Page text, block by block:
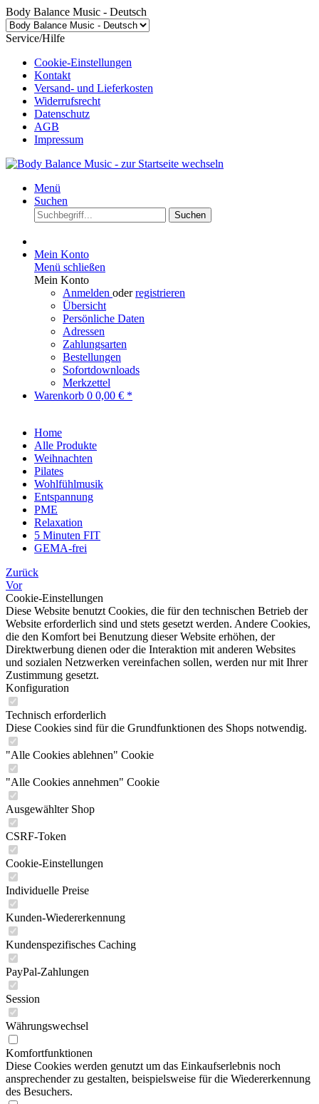
Body Balance Music - Deutsch
Service/Hilfe
Cookie-Einstellungen
Kontakt
Versand- und Lieferkosten
Widerrufsrecht
Datenschutz
AGB
Impressum
Menü
Suchen
Suchen
Mein Konto
Menü schließen
Mein Konto
Anmelden oderregistrieren
Übersicht
Persönliche Daten
Adressen
Zahlungsarten
Bestellungen
Sofortdownloads
Merkzettel
Warenkorb 0 0,00 € *
Home
Alle Produkte
Weihnachten
Pilates
Wohlfühlmusik
Entspannung
PME
Relaxation
5 Minuten FIT
GEMA-frei
Zurück
Vor
Cookie-Einstellungen
Diese Website benutzt Cookies, die für den technischen Betrieb der
Website erforderlich sind und stets gesetzt werden. Andere Cookies,
die den Komfort bei Benutzung dieser Website erhöhen, der
Direktwerbung dienen oder die Interaktion mit anderen Websites
und sozialen Netzwerken vereinfachen sollen, werden nur mit Ihrer
Zustimmung gesetzt.
Konfiguration
Technisch erforderlich
Diese Cookies sind für die Grundfunktionen des Shops notwendig.
"Alle Cookies ablehnen" Cookie
"Alle Cookies annehmen" Cookie
Ausgewählter Shop
CSRF-Token
Cookie-Einstellungen
Individuelle Preise
Kunden-Wiedererkennung
Kundenspezifisches Caching
PayPal-Zahlungen
Session
Währungswechsel
Komfortfunktionen
Diese Cookies werden genutzt um das Einkaufserlebnis noch
ansprechender zu gestalten, beispielsweise für die Wiedererkennung
des Besuchers.